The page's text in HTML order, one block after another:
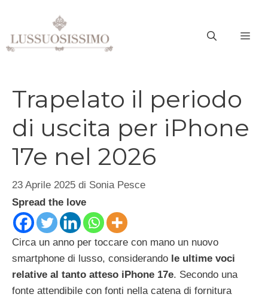
contenuto
Trapelato il periodo
di uscita per iPhone
17e nel 2026
23 Aprile 2025 di Sonia Pesce
Spread the love
Circa un anno per toccare con mano un nuovo
smartphone di lusso, considerando le ultime voci
relative al tanto atteso iPhone 17e. Secondo una
fonte attendibile con fonti nella catena di fornitura